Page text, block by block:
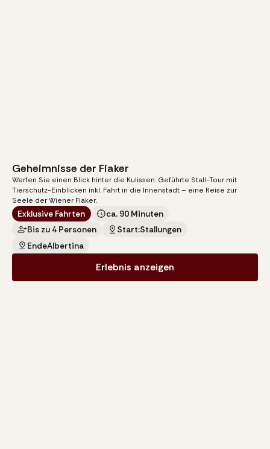
ab20€
pro Person
Geheimnisse der Fiaker
Werfen Sie einen Blick hinter die Kulissen. Geführte Stall-Tour mit
Tierschutz-Einblicken inkl. Fahrt in die Innenstadt – eine Reise zur
Seele der Wiener Fiaker.
Exklusive Fahrten
ca. 90 Minuten
Bis zu 4 Personen
Start:Stallungen
EndeAlbertina
Erlebnis anzeigen